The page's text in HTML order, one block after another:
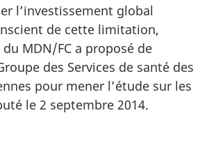
l’investissement global
de cette limitation,
MDN/FC a proposé de
des Services de santé des
pour mener l’étude sur les
le 2 septembre 2014.